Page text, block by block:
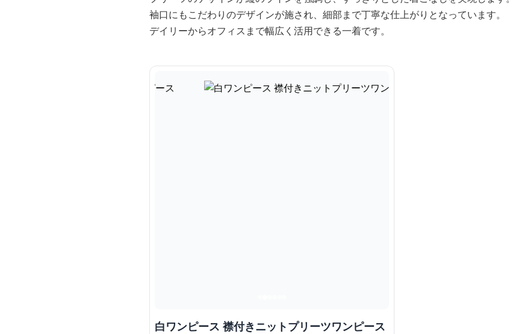
袖口にもこだわりのデザインが施され、細部まで丁寧な仕上がりとなっています。
デイリーからオフィスまで幅広く活用できる一着です。
白ワンピース 襟付きニットプリーツワンピース